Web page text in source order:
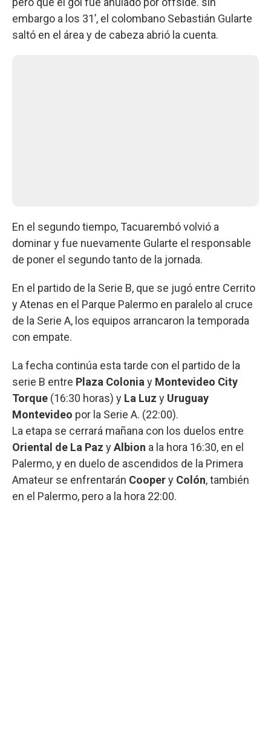
embargo a los 31’, el colombano Sebastián Gularte
saltó en el área y de cabeza abrió la cuenta.
En el segundo tiempo, Tacuarembó volvió a
dominar y fue nuevamente Gularte el responsable
de poner el segundo tanto de la jornada.
En el partido de la Serie B, que se jugó entre Cerrito
y Atenas en el Parque Palermo en paralelo al cruce
de la Serie A, los equipos arrancaron la temporada
con empate.
La fecha continúa esta tarde con el partido de la
serie B entre Plaza Colonia y Montevideo City
Torque (16:30 horas) y La Luz y Uruguay
Montevideo por la Serie A. (22:00).
La etapa se cerrará mañana con los duelos entre
Oriental de La Paz yAlbion a la hora 16:30, en el
Palermo, y en duelo de ascendidos de la Primera
Amateur se enfrentarán Coopery Colón, también
en el Palermo, pero a la hora 22:00.